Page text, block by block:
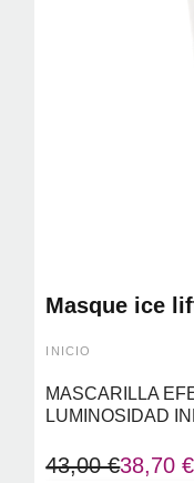
Masque ice
INICIO
MASCARILLA
LUMINOSIDAD
43,00 €38,70 €